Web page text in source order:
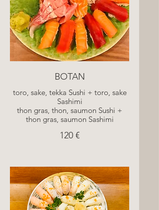
BOTAN
toro, sake, tekka Sushi + toro, sake
Sashimi
thon gras, thon, saumon Sushi +
thon gras, saumon Sashimi
120 €